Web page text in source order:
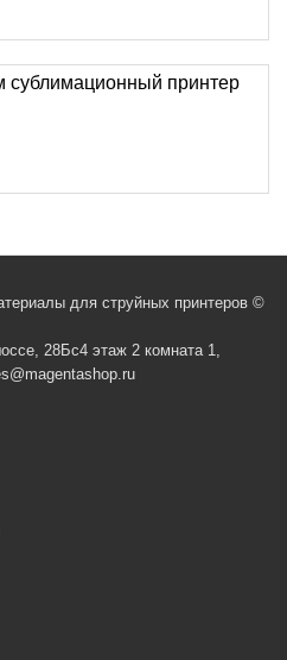
сублимационный принтер
для струйных принтеров ©
28Бс4 этаж 2 комната 1,